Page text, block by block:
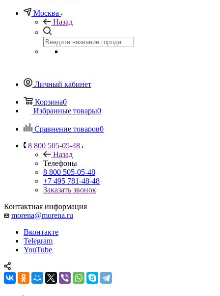
Москва
Назад
Личный кабинет
Корзина0
Избранные товары0
Сравнение товаров0
8 800 505-05-48
Назад
Телефоны
8 800 505-05-48
+7 495 781-48-48
Заказать звонок
Контактная информация
morena@morena.ru
Вконтакте
Telegram
YouTube